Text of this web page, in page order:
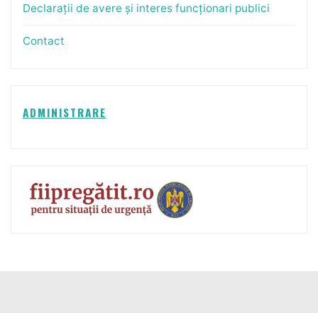
Declarații de avere și interes funcționari publici
Contact
ADMINISTRARE